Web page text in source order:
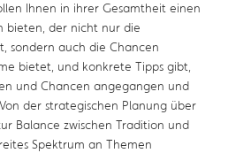
Ihnen in ihrer Gesamtheit einen
bieten, der nicht nur die
sondern auch die Chancen
bietet, und konkrete Tipps gibt,
und Chancen angegangen und
der strategischen Planung über
Balance zwischen Tradition und
Spektrum an Themen